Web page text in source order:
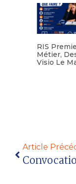
RIS
Métier,
Visio Le
Article